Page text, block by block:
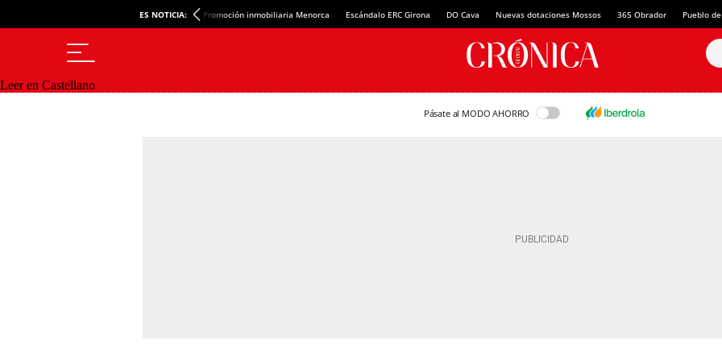
ES NOTICIA: Promoción inmobiliaria Menorca Escándalo ERC Girona DO Cava Nuevas dotaciones Mossos 365 Obrador Pueblo
Leer en Castellano
Pásate al MODO AHORRO